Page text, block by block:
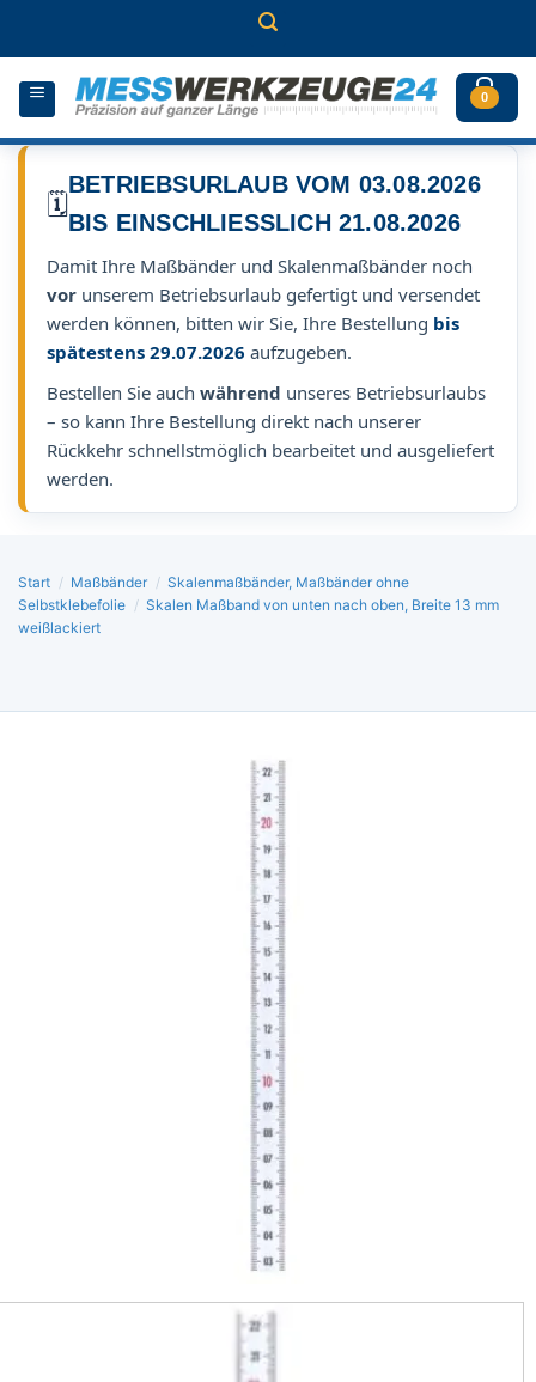
0
🗓️
BETRIEBSURLAUB VOM 03.08.2026
BIS EINSCHLIESSLICH 21.08.2026
Damit Ihre Maßbänder und Skalenmaßbänder noch
vor unserem Betriebsurlaub gefertigt und versendet
werden können, bitten wir Sie, Ihre Bestellung bis
spätestens 29.07.2026 aufzugeben.
Bestellen Sie auch während unseres Betriebsurlaubs
– so kann Ihre Bestellung direkt nach unserer
Rückkehr schnellstmöglich bearbeitet und ausgeliefert
werden.
Start / Maßbänder / Skalenmaßbänder, Maßbänder ohne
Selbstklebefolie / Skalen Maßband von unten nach oben, Breite 13 mm
weißlackiert